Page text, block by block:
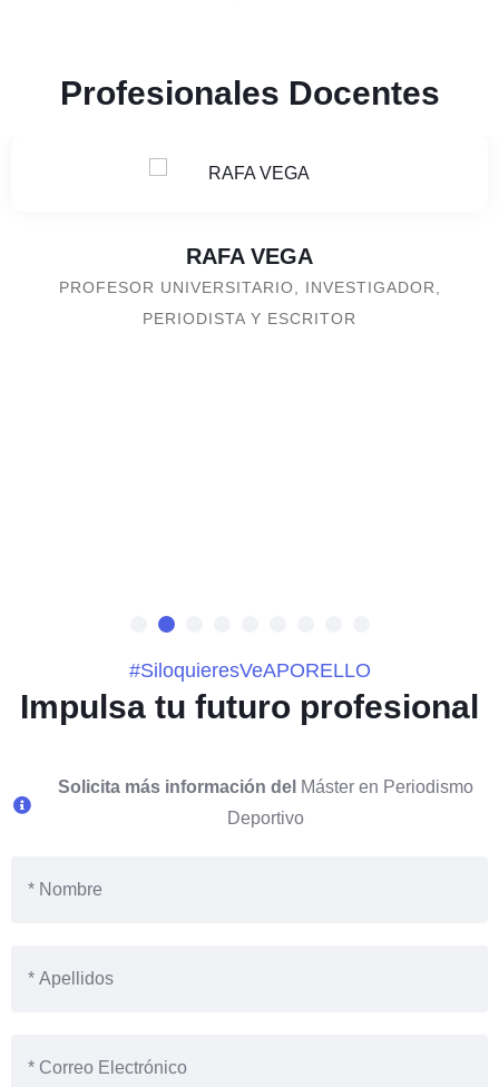
Profesionales Docentes
RAFA VEGA
PROFESOR UNIVERSITARIO, INVESTIGADOR,
PERIODISTA Y ESCRITOR
#SiloquieresVeAPORELLO
Impulsa tu futuro profesional
Solicita más información del Máster en Periodismo
Deportivo